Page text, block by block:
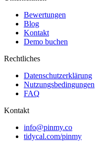
Bewertungen
Blog
Kontakt
Demo buchen
Rechtliches
Datenschutzerklärung
Nutzungsbedingungen
FAQ
Kontakt
info@pinmy.co
tidycal.com/pinmy